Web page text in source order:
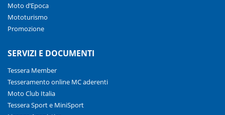
Moto d’Epoca
Mototurismo
Promozione
SERVIZI E DOCUMENTI
Tessera Member
Tesseramento online MC aderenti
Moto Club Italia
Tessera Sport e MiniSport